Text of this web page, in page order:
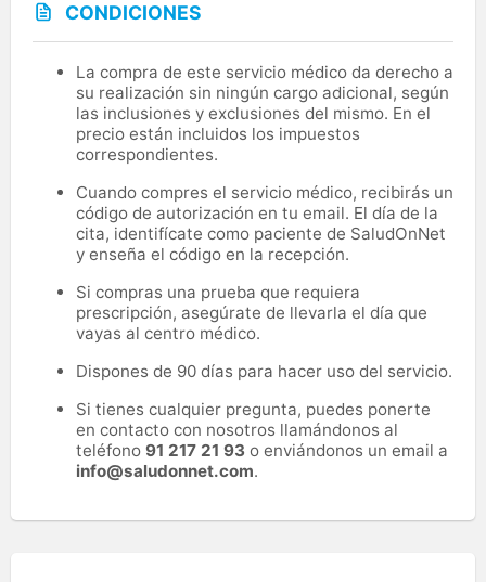
CONDICIONES
La compra de este servicio médico da derecho a
su realización sin ningún cargo adicional, según
las inclusiones y exclusiones del mismo. En el
precio están incluidos los impuestos
correspondientes.
Cuando compres el servicio médico, recibirás un
código de autorización en tu email. El día de la
cita, identifícate como paciente de SaludOnNet
y enseña el código en la recepción.
Si compras una prueba que requiera
prescripción, asegúrate de llevarla el día que
vayas al centro médico.
Dispones de 90 días para hacer uso del servicio.
Si tienes cualquier pregunta, puedes ponerte
en contacto con nosotros llamándonos al
teléfono 91 217 21 93 o enviándonos un email a
info@saludonnet.com.